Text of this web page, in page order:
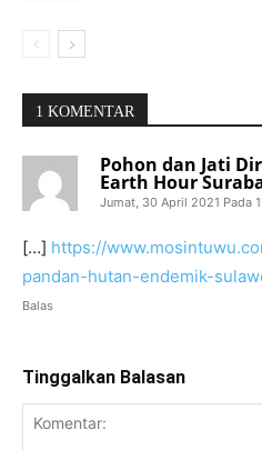
1 KOMENTAR
Pohon dan Jati
Earth Hour
Jumat, 30 April 2021 Pada
[…] https://
pandan-hutan-endemik-
Balas
Tinggalkan Balasan